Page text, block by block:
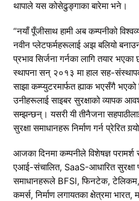
थापाले यस कोसेढुङ्गाका बारेमा भने।
“नयाँ पूँजीसाथ हामी अब कम्पनीको
नवीन प्लेटफर्महरूलाई अझ बलियो
प्रभाव सिर्जना गर्नका लागि तयार
स्थापना सन् २०१३ मा हाल सह-
साझा कम्प्युटरमार्फत ह्याक भएसँगै
उनीहरूलाई साइबर सुरक्षाको व्यापक
सम्झन्छन्। यसरी यी तीनैजना
सुरक्षा समाधानहरू निर्माण गर्न प्रेरित
आजका दिनमा कम्पनीले विशेषज्ञ
एआई-संचालित, SaaS-आधारित सुरक्षा
समाधानहरूले BFSI, फिनटेक,
कमर्स, निर्माण लगायतका क्षेत्रमा भारत,